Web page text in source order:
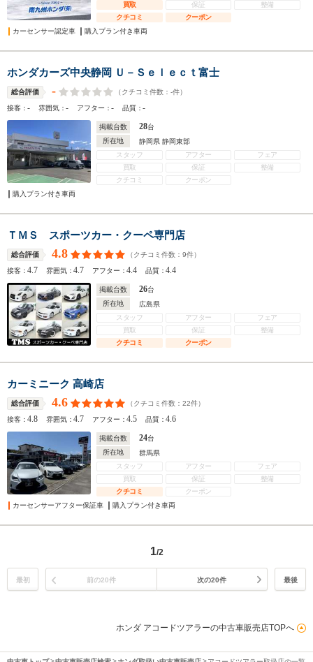
買取
保証
整備
クチコミ
クーポン
カーセンサー認定車
購入プラン付き車両
ホンダカーズ中央静岡 Ｕ－Ｓｅｌｅｃｔ富士
総合評価 - （クチコミ件数： -件）
接客：- 雰囲気：- アフター：- 品質：-
掲載台数 28台
所在地
静岡県 静岡東部
スタッフ
アフター
フェア
買取
保証
整備
クチコミ
クーポン
購入プラン付き車両
ＴＭＳ スポーツカー・クーペ専門店
総合評価 4.8 （クチコミ件数： 9件）
接客：4.7 雰囲気：4.7 アフター：4.4 品質：4.4
掲載台数 26台
所在地
広島県
スタッフ
アフター
フェア
買取
保証
整備
クチコミ
クーポン
カーミニーク 高崎店
総合評価 4.6 （クチコミ件数： 22件）
接客：4.8 雰囲気：4.7 アフター：4.5 品質：4.6
掲載台数 24台
所在地
群馬県
スタッフ
アフター
フェア
買取
保証
整備
クチコミ
クーポン
カーセンサーアフター保証車
購入プラン付き車両
1/2
最初 前の20件 次の20件 最後
ホンダ アコードツアラーの中古車販売店TOPへ